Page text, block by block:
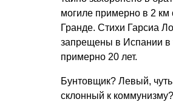
могиле примерно в 2 км
Гранде. Стихи Гарсиа
запрещены в Испании в
примерно 20 лет.
Бунтовщик? Левый,
склонный к коммунизму?